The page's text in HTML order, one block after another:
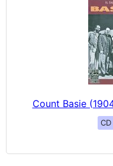
Count Basie
CD